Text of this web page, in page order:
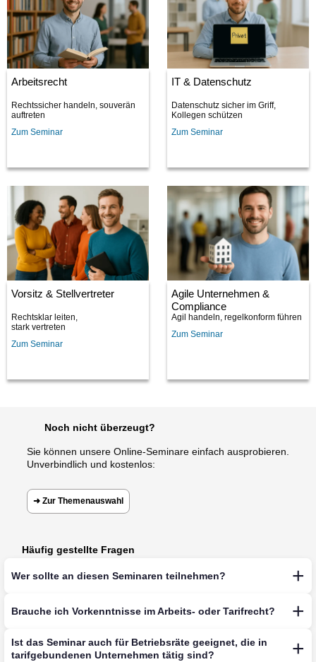
Arbeitsrecht
Rechtssicher handeln, souverän
auftreten
Zum Seminar
IT & Datenschutz
Datenschutz sicher im Griff,
Kollegen schützen
Zum Seminar
Vorsitz & Stellvertreter
Rechtsklar leiten,
stark vertreten
Zum Seminar
Agile Unternehmen &
Compliance
Agil handeln, regelkonform führen
Zum Seminar
Noch nicht überzeugt?
Sie können unsere Online-Seminare einfach ausprobieren.
Unverbindlich und kostenlos:
➜ Zur Themenauswahl
Häufig gestellte Fragen
Wer sollte an diesen Seminaren teilnehmen?
Brauche ich Vorkenntnisse im Arbeits- oder Tarifrecht?
Ist das Seminar auch für Betriebsräte geeignet, die in
tarifgebundenen Unternehmen tätig sind?